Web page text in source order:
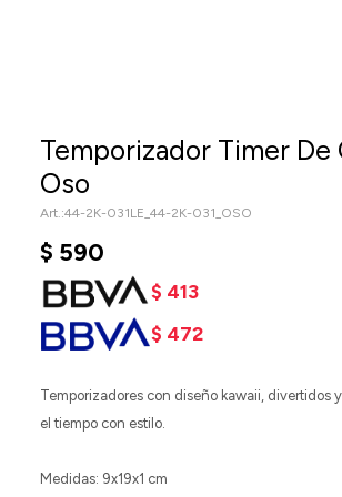
Temporizador Timer De
Oso
44-2K-031LE_44-2K-031_OSO
$ 590
$ 413
$ 472
Temporizadores con diseño kawaii, divertidos
el tiempo con estilo.
Medidas: 9x19x1 cm